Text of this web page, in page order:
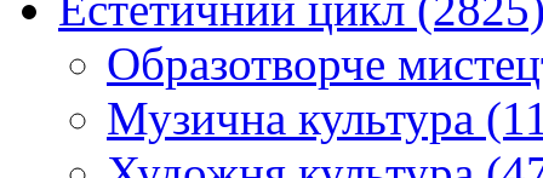
Образотворче
Музична культура